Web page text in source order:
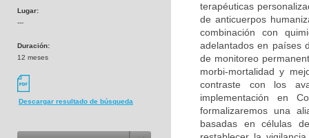
Lugar:
---
Duración:
12 meses
Descargar resultado de búsqueda
terapéuticas
de anticuerpos
combinación con
adelantados en países
de monitoreo
morbi-mortalidad y
contraste con los
implementación en
formalizaremos una
basadas en células